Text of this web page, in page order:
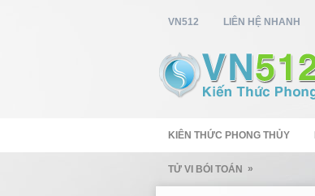
VN512 LIÊN HỆ NHANH
KIÊN THỨC PHONG THỦY
TỬ VI BÓI TOÁN »